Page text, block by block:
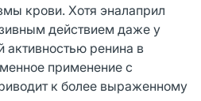
крови. Хотя эналаприл
действием даже у
активностью ренина в
применение с
к более выраженному